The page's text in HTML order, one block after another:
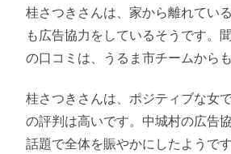
桂さつきさんは、家から離れてい
も広告協力をしているそうです。
の口コミは、うるま市チームから
桂さつきさんは、ポジティブな女
の評判は高いです。中城村の広告
話題で全体を賑やかにしたようで